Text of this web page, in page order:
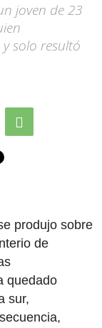
joven de 23
solo resultó
produjo sobre
de
quedado
sur,